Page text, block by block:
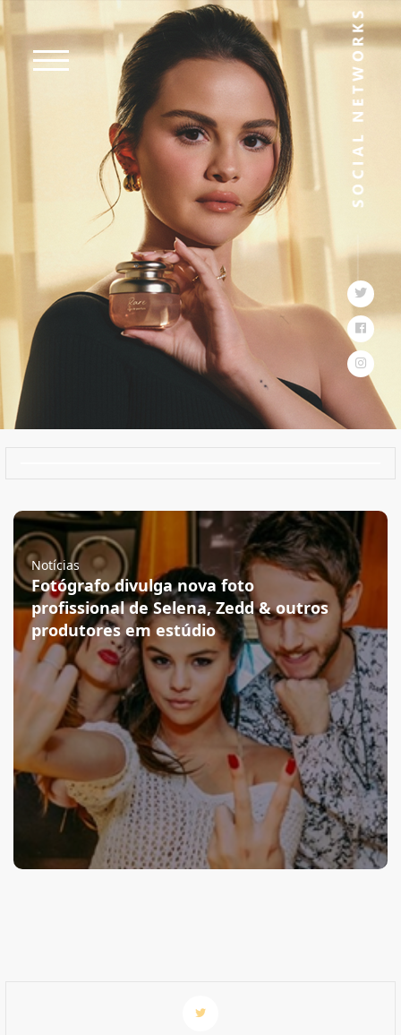
Notícias
Fotógrafo divulga nova foto
profissional de Selena, Zedd & outros
produtores em estúdio